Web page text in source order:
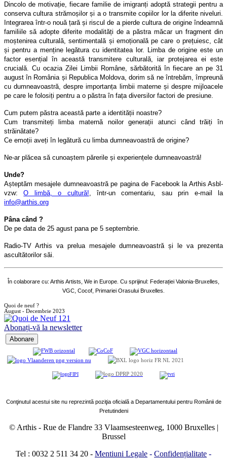
Dincolo de motivație, fiecare familie de imigranți adoptă strategii pentru a
conserva cultura strămoșilor și a o transmite copiilor lor la diferite niveluri.
Integrarea într-o nouă țară și riscul de a pierde cultura de origine îndeamnă
familiile să adopte diferite modalități de a păstra măcar un fragment din
moștenirea culturală, sentimentală și emoțională pe care o prețuiesc, cât
și pentru a menține legătura cu identitatea lor. Limba de origine este un
factor esențial în această transmitere culturală, iar protejarea ei este
crucială. Cu ocazia Zilei Limbii Române, sărbătorită în fiecare an pe 31
august în România și Republica Moldova, dorim să ne întrebăm, împreună
cu dumneavoastră, despre importanța limbii materne și despre mijloacele
pe care le folosiți pentru a o păstra în fața diversilor factori de presiune.
Cum putem păstra această parte a identității noastre?
Cum transmiteți limba maternă noilor generații atunci când trăiți în
străinătate?
Ce emoții aveți în legătură cu limba dumneavoastră de origine?
Ne-ar plăcea să cunoaștem părerile și experiențele dumneavoastră!
Unde?
Așteptăm mesajele dumneavoastră pe pagina de Facebook la Arthis Asbl-
vzw:O limbă, o cultură!, într-un comentariu, sau prin e-mail la
info@arthis.org
Pâna când ?
De pe data de 25 agust pana pe 5 septembrie.
Radio-TV Arthis va prelua mesajele dumneavoastră și le va prezenta
ascultătorilor săi.
În colaborare cu: Arthis Artists, We in Europe. Cu sprijinul: Federației Valonia-Bruxelles,
VGC, Cocof, Primariei Orasului Bruxelles.
Quoi de neuf ?
August - Decembrie 2023
Abonați-vă la newsletter
Conţinutul acestui site nu reprezintă poziţia oficială a Departamentului pentru Românii de
Pretutindeni
© Arthis -Rue de Flandre 33 Vlaamsesteenweg, 1000 Bruxelles |
Brussel
Tel : 0032 2 511 34 20 - Mentiuni Legale - Confidențialitate -